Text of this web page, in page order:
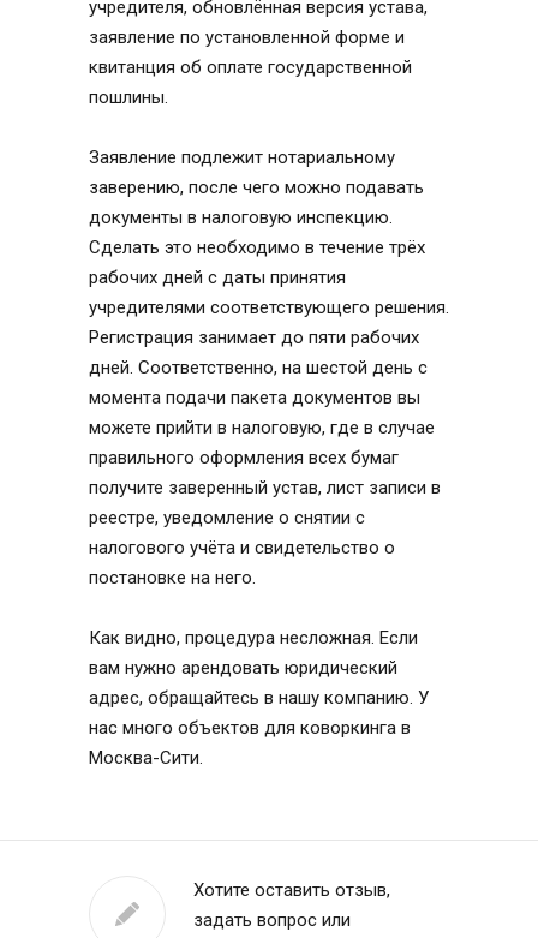
учредителя, обновлённая версия устава,
заявление по установленной форме и
квитанция об оплате государственной
пошлины.
Заявление подлежит нотариальному
заверению, после чего можно подавать
документы в налоговую инспекцию.
Сделать это необходимо в течение трёх
рабочих дней с даты принятия
учредителями соответствующего решения.
Регистрация занимает до пяти рабочих
дней. Соответственно, на шестой день с
момента подачи пакета документов вы
можете прийти в налоговую, где в случае
правильного оформления всех бумаг
получите заверенный устав, лист записи в
реестре, уведомление о снятии с
налогового учёта и свидетельство о
постановке на него.
Как видно, процедура несложная. Если
вам нужно арендовать юридический
адрес, обращайтесь в нашу компанию. У
нас много объектов для коворкинга в
Москва-Сити.
Хотите оставить отзыв,
задать вопрос или